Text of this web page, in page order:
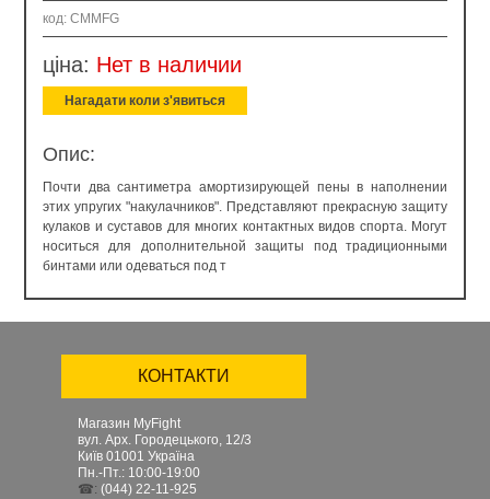
код: CMMFG
ціна: Нет в наличии
Нагадати коли з'явиться
Опис:
Почти два сантиметра амортизирующей пены в наполнении
этих упругих "накулачников". Представляют прекрасную защиту
кулаков и суставов для многих контактных видов спорта. Могут
носиться для дополнительной защиты под традиционными
бинтами или одеваться под т
КОНТАКТИ
Магазин MyFight
вул. Арх. Городецького, 12/3
Київ 01001 Україна
Пн.-Пт.: 10:00-19:00
☎: (044) 22-11-925